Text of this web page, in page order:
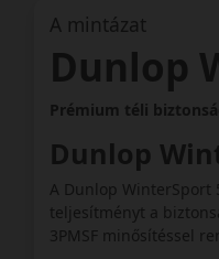
A mintázat
Dunlop
Prémium téli
Dunlop
A Dunlop WinterSport
teljesítményt a
3PMSF minősítéssel